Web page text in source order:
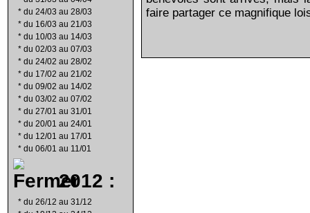
* du 24/03 au 28/03
* du 16/03 au 21/03
* du 10/03 au 14/03
* du 02/03 au 07/03
* du 24/02 au 28/02
* du 17/02 au 21/02
* du 09/02 au 14/02
* du 03/02 au 07/02
* du 27/01 au 31/01
* du 20/01 au 24/01
* du 12/01 au 17/01
* du 06/01 au 11/01
2012 :
* du 26/12 au 31/12
faire partager ce magnifique